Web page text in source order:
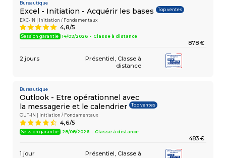
Bureautique
Excel - Initiation - Acquérir les bases Top ventes
EXC-IN | Initiation / Fondamentaux
878 €
A 4,8/5
Session garantie 14/09/2026 - Classe à distance
2 jours Présentiel Classe à
distance
Bureautique
Outlook - Etre opérationnel avec
la messagerie et le calendrier
Top ventes
OUT-IN | Initiation / Fondamentaux
483 €
9 4,6/5
Session garantie 28/08/2026 - Classe à distance
1 jour Présentiel Classe à